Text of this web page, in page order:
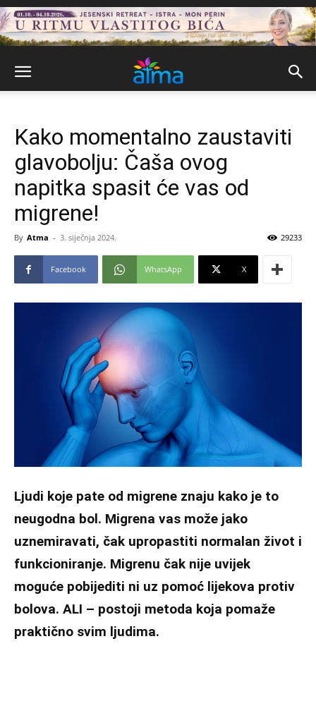
Kako momentalno zaustaviti
glavobolju: Čaša ovog
napitka spasit će vas od
migrene!
By Atma - 3. siječnja 2024. 29233
Facebook WhatsApp X
Ljudi koje pate od migrene znaju kako je to
neugodna bol. Migrena vas može jako
uznemiravati, čak upropastiti normalan život i
funkcioniranje. Migrenu čak nije uvijek
moguće pobijediti ni uz pomoć lijekova protiv
bolova. ALI – postoji metoda koja pomaže
praktično svim ljudima.